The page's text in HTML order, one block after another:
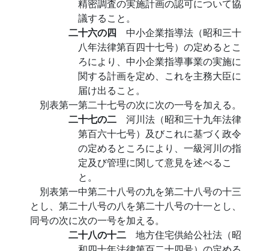
精密調査の実施計画の認可について協
議すること。
二十六の四 中小企業指導法（昭和三十
八年法律第百四十七号）の定めるとこ
ろにより、中小企業指導事業の実施に
関する計画を定め、これを主務大臣に
届け出ること。
別表第一第二十七号の次に次の一号を加える。
二十七の二 河川法（昭和三十九年法律
第百六十七号）及びこれに基づく政令
の定めるところにより、一級河川の指
定及び管理に関して意見を述べるこ
と。
別表第一中第二十八号の九を第二十八号の十三
とし、第二十八号の八を第二十八号の十一とし、
同号の次に次の一号を加える。
二十八の十二 地方住宅供給公社法（昭